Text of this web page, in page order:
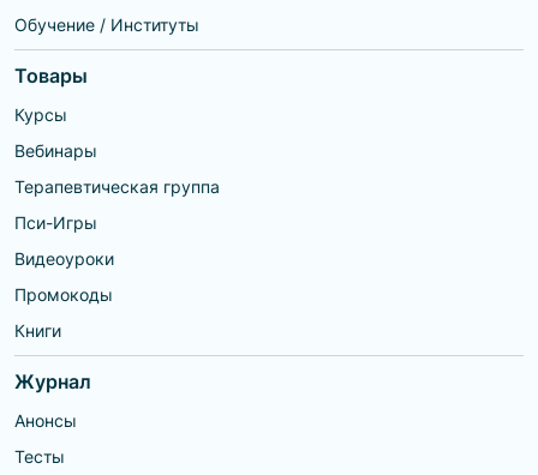
Обучение / Институты
Товары
Курсы
Вебинары
Терапевтическая группа
Пси-Игры
Видеоуроки
Промокоды
Книги
Журнал
Анонсы
Тесты